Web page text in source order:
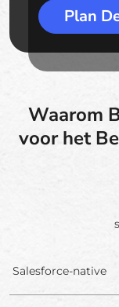
Plan
Waarom
voor het
Salesforce-native